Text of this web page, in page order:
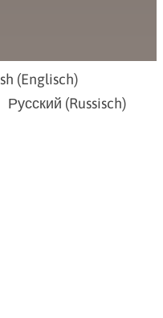
(Englisch)
Русский (Russisch)